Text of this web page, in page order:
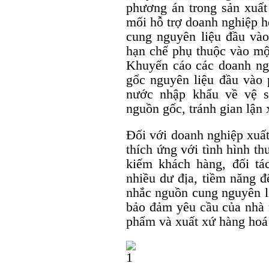
phương án trong sản
mối hỗ trợ doanh nghiệp
cung nguyên liệu đầu
hạn chế phụ thuộc vào
Khuyến cáo các doanh
gốc nguyên liệu đầu
nước nhập khẩu về vệ
nguồn gốc, tránh gian lận
Đối với doanh nghiệp
thích ứng với tình hình
kiếm khách hàng, đối
nhiều dư địa, tiềm năng
nhắc nguồn cung nguyên
bảo đảm yêu cầu của
phẩm và xuất xứ hàng